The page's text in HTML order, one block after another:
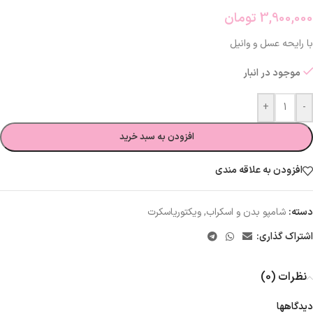
3,900,000 تومان
با رایحه عسل و وانیل
موجود در انبار
-
+
افزودن به سبد خرید
افزودن به علاقه مندی
دسته: شامپو بدن و اسکراب,ویکتوریاسکرت
اشتراک گذاری:
نظرات (0)
دیدگاهها